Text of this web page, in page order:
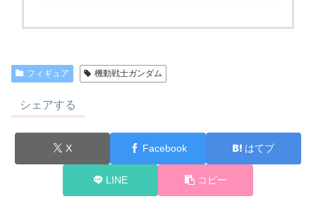
フィギュア 機動戦士ガンダム
シェアする
X Facebook はてブ
LINE コピー